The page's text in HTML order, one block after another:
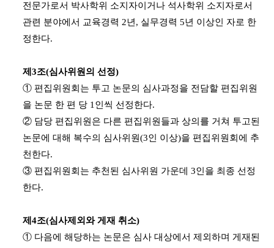
전문가로서 박사학위 소지자이거나 석사학위 소지자로서
관련 분야에서 교육경력 2년, 실무경력 5년 이상인 자로 한
정한다.
제3조(심사위원의 선정)
① 편집위원회는 투고 논문의 심사과정을 전담할 편집위원
을 논문 한 편 당 1인씩 선정한다.
② 담당 편집위원은 다른 편집위원들과 상의를 거쳐 투고된
논문에 대해 복수의 심사위원(3인 이상)을 편집위원회에 추
천한다.
③ 편집위원회는 추천된 심사위원 가운데 3인을 최종 선정
한다.
제4조(심사제외와 게재 취소)
① 다음에 해당하는 논문은 심사 대상에서 제외하며 게재된